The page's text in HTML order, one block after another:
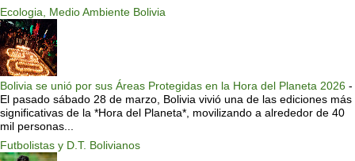
Ecologia, Medio Ambiente Bolivia
Bolivia se unió por sus Áreas Protegidas en la Hora del Planeta 2026 -
El pasado sábado 28 de marzo, Bolivia vivió una de las ediciones más
significativas de la *Hora del Planeta*, movilizando a alrededor de 40
mil personas...
Futbolistas y D.T. Bolivianos